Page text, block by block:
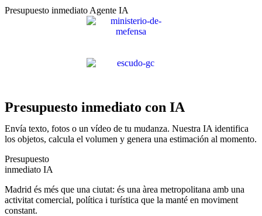
Presupuesto inmediato Agente IA
Presupuesto inmediato con IA
Envía texto, fotos o un vídeo de tu mudanza. Nuestra IA identifica
los objetos, calcula el volumen y genera una estimación al momento.
Presupuesto
inmediato IA
Madrid és més que una ciutat: és una àrea metropolitana amb una
activitat comercial, política i turística que la manté en moviment
constant.